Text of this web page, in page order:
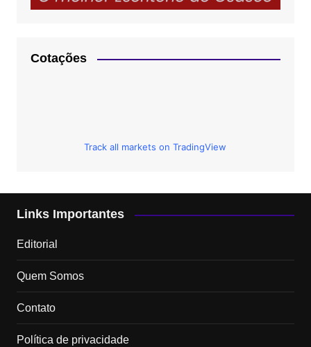
Cotações
Track all markets on TradingView
Links Importantes
Editorial
Quem Somos
Contato
Política de privacidade